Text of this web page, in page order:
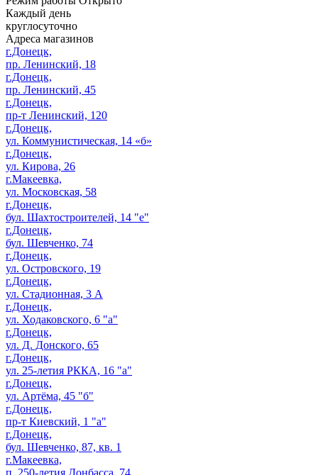
Каждый день
круглосуточно
Адреса магазинов
г.Донецк,
пр. Ленинский, 18
г.Донецк,
пр. Ленинский, 45
г.Донецк,
пр-т Ленинский, 120
г.Донецк,
ул. Коммунистическая, 14 «б»
г.Донецк,
ул. Кирова, 26
г.Макеевка,
ул. Московская, 58
г.Донецк,
бул. Шахтостроителей, 14 "е"
г.Донецк,
бул. Шевченко, 74
г.Донецк,
ул. Островского, 19
г.Донецк,
ул. Стадионная, 3 А
г.Донецк,
ул. Ходаковского, 6 "а"
г.Донецк,
ул. Д. Донского, 65
г.Донецк,
ул. 25-летия РККА, 16 "а"
г.Донецк,
ул. Артёма, 45 "б"
г.Донецк,
пр-т Киевский, 1 "а"
г.Донецк,
бул. Шевченко, 87, кв. 1
г.Макеевка,